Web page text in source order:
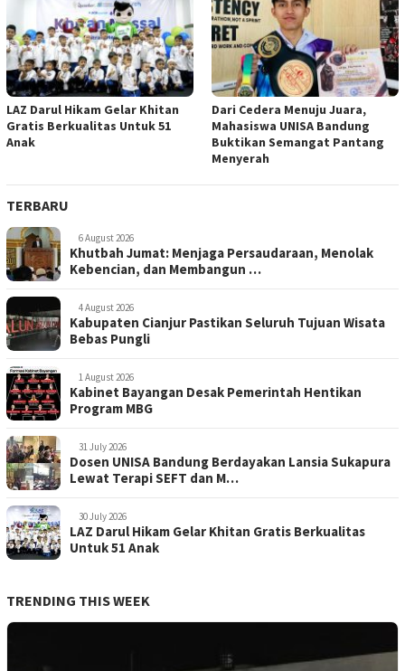
LAZ Darul Hikam Gelar Khitan
Gratis Berkualitas Untuk 51
Anak
Dari Cedera Menuju Juara,
Mahasiswa UNISA Bandung
Buktikan Semangat Pantang
Menyerah
TERBARU
6 August 2026
Khutbah Jumat: Menjaga Persaudaraan, Menolak
Kebencian, dan Membangun …
4 August 2026
Kabupaten Cianjur Pastikan Seluruh Tujuan Wisata
Bebas Pungli
1 August 2026
Kabinet Bayangan Desak Pemerintah Hentikan
Program MBG
31 July 2026
Dosen UNISA Bandung Berdayakan Lansia Sukapura
Lewat Terapi SEFT dan M…
30 July 2026
LAZ Darul Hikam Gelar Khitan Gratis Berkualitas
Untuk 51 Anak
TRENDING THIS WEEK